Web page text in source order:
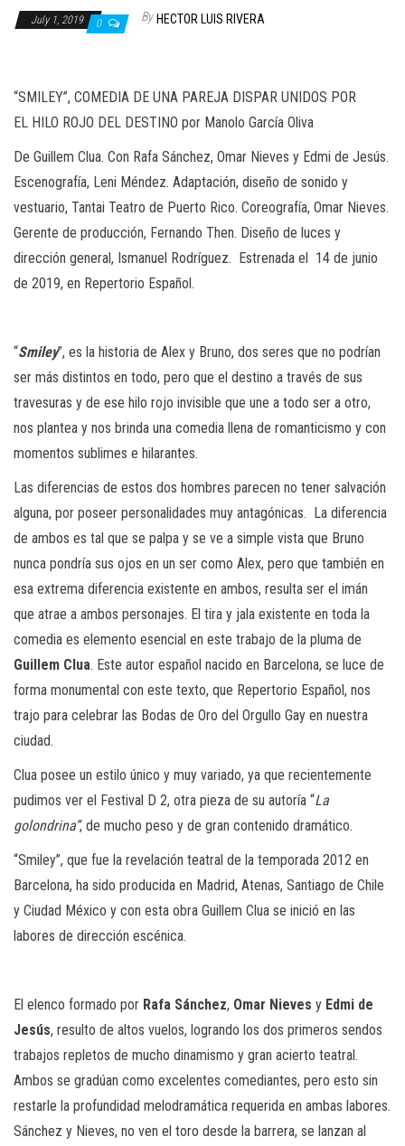
July 1, 2019 0 By HECTOR LUIS RIVERA
“SMILEY”, COMEDIA DE UNA PAREJA DISPAR UNIDOS POR
EL HILO ROJO DEL DESTINO por Manolo García Oliva
De Guillem Clua. Con Rafa Sánchez, Omar Nieves y Edmi de Jesús.
Escenografía, Leni Méndez. Adaptación, diseño de sonido y
vestuario, Tantai Teatro de Puerto Rico. Coreografía, Omar Nieves.
Gerente de producción, Fernando Then. Diseño de luces y
dirección general, Ismanuel Rodríguez. Estrenada el 14 de junio
de 2019, en Repertorio Español.
“Smiley”, es la historia de Alex y Bruno, dos seres que no podrían
ser más distintos en todo, pero que el destino a través de sus
travesuras y de ese hilo rojo invisible que une a todo ser a otro,
nos plantea y nos brinda una comedia llena de romanticismo y con
momentos sublimes e hilarantes.
Las diferencias de estos dos hombres parecen no tener salvación
alguna, por poseer personalidades muy antagónicas. La diferencia
de ambos es tal que se palpa y se ve a simple vista que Bruno
nunca pondría sus ojos en un ser como Alex, pero que también en
esa extrema diferencia existente en ambos, resulta ser el imán
que atrae a ambos personajes. El tira y jala existente en toda la
comedia es elemento esencial en este trabajo de la pluma de
Guillem Clua. Este autor español nacido en Barcelona, se luce de
forma monumental con este texto, que Repertorio Español, nos
trajo para celebrar las Bodas de Oro del Orgullo Gay en nuestra
ciudad.
Clua posee un estilo único y muy variado, ya que recientemente
pudimos ver el Festival D 2, otra pieza de su autoría “La
golondrina”, de mucho peso y de gran contenido dramático.
“Smiley”, que fue la revelación teatral de la temporada 2012 en
Barcelona, ha sido producida en Madrid, Atenas, Santiago de Chile
y Ciudad México y con esta obra Guillem Clua se inició en las
labores de dirección escénica.
El elenco formado por Rafa Sánchez, Omar Nieves y Edmi de
Jesús, resulto de altos vuelos, logrando los dos primeros sendos
trabajos repletos de mucho dinamismo y gran acierto teatral.
Ambos se gradúan como excelentes comediantes, pero esto sin
restarle la profundidad melodramática requerida en ambas labores.
Sánchez y Nieves, no ven el toro desde la barrera, se lanzan al